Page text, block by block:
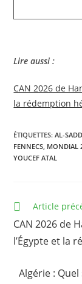
Lire aussi :
CAN 2026 de
la rédemption
ÉTIQUETTES:AL-
FENNECS, MONDIAL
YOUCEF ATAL
Read
articles
Article
CAN 2026 de
l’Égypte et la
Algérie :